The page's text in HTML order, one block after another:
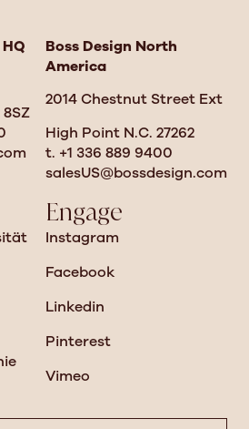
Boss Design North
America
2014 Chestnut Street Ext
High Point N.C. 27262
t. +1 336 889 9400
salesUS@bossdesign.com
Engage
Instagram
Facebook
Linkedin
Pinterest
Vimeo